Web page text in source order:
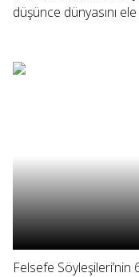
düşünce dünyasını ele
Felsefe